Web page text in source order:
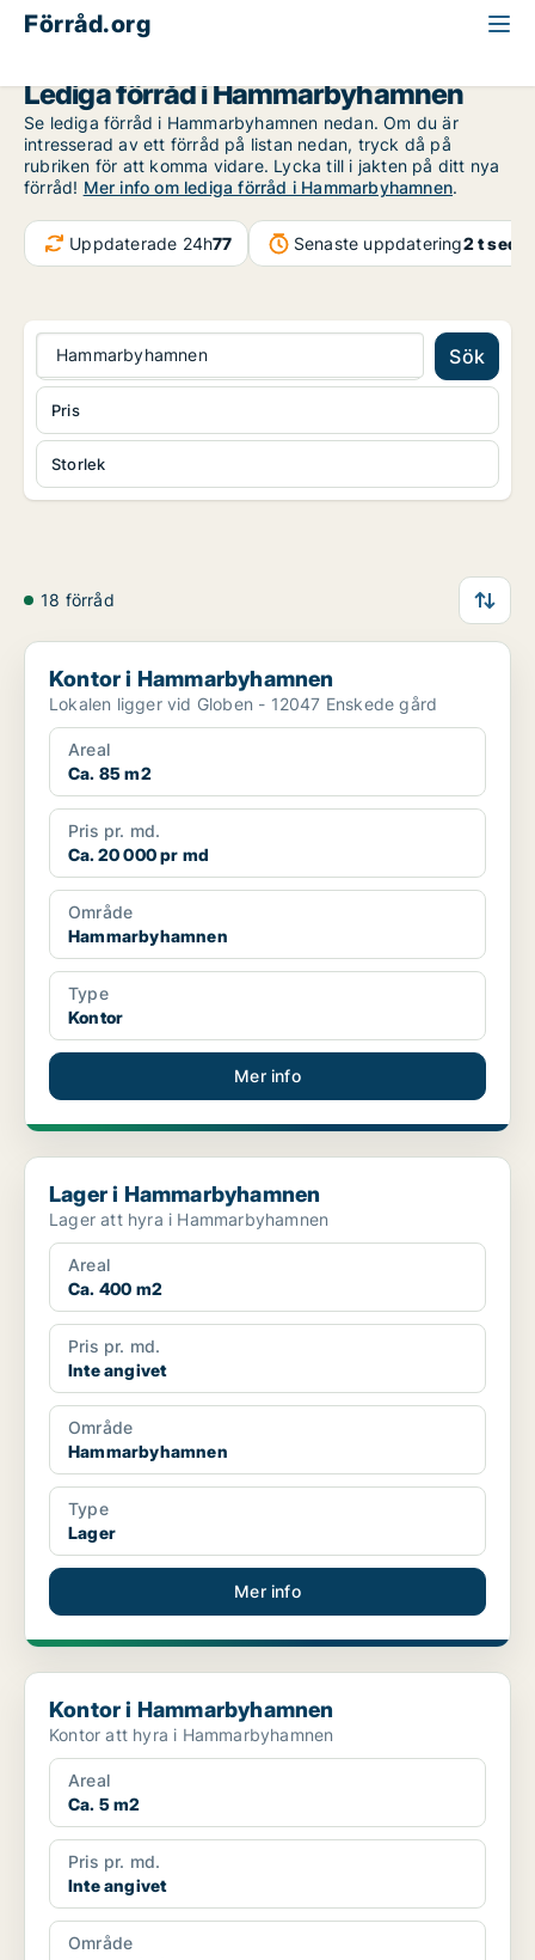
Förråd.org
Lediga förråd i Hammarbyhamnen
Se lediga förråd i Hammarbyhamnen nedan. Om du är
intresserad av ett förråd på listan nedan, tryck då på
rubriken för att komma vidare. Lycka till i jakten på ditt nya
förråd! Mer info om lediga förråd i Hammarbyhamnen.
Uppdaterade 24h77 Senaste uppdatering2 t
Hammarbyhamnen Sök
Storlek
Pris
18 förråd
Kontor i Hammarbyhamnen
Kontor i Hammarbyhamnen
Lokalen ligger vid Globen - 12047 Enskede gård
Areal
Ca. 85 m2
Pris pr. md.
Ca. 20 000 pr md
Område
Hammarbyhamnen
Type
Kontor
Mer info
Lager i Hammarbyhamnen
Lager i Hammarbyhamnen
Lager att hyra i Hammarbyhamnen
Areal
Ca. 400 m2
Pris pr. md.
Inte angivet
Område
Hammarbyhamnen
Type
Lager
Mer info
Kontor i Hammarbyhamnen
Kontor i Hammarbyhamnen
Kontor att hyra i Hammarbyhamnen
Areal
Ca. 5 m2
Pris pr. md.
Inte angivet
Område